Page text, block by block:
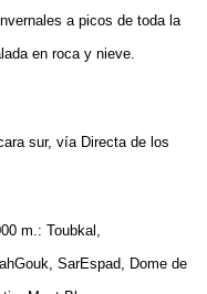
a picos de toda la
en roca y nieve.
sur, vía Directa de los
m.: Toubkal,
SarEspad, Dome de